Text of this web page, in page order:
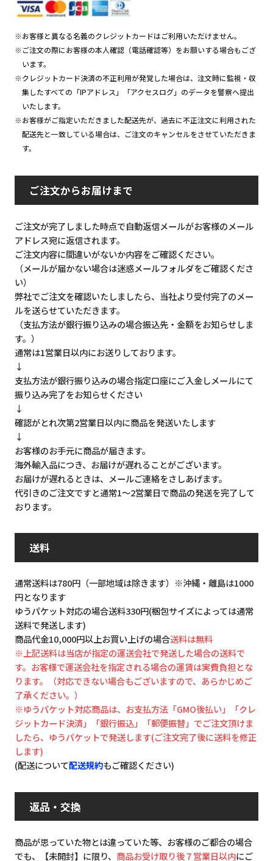
※お客様と異なる名義のクレジットカードはご利用いただけません。
※ご注文の際にお客様の本人確認（電話確認等）をお願いする場合もござ
います。
※クレジットカード決済の不正利用が発覚した場合は、注文時に監視・収
集したすべての「IPアドレス」「アクセスログ」のデータを警察へ提出
いたします。
※お客様がご指定いただきました配送先が、過去に不正注文に利用された
配送先と一致している場合は、ご注文のキャンセルをさせていただきま
す。
ご注文からお届けまで
ご注文が完了しました時点で自動返信メールがお客様のメール
アドレス宛に返信されます。
ご注文内容に間違いがないか内容をご確認ください。
（メールが届かない場合は迷惑メールフォルダをご確認くださ
い）
弊社でご注文を確認いたしましたら、当社より受付完了のメー
ルを送らせていただきます。
（支払方法が銀行振り込みの場合振込先・金額をお知らせしま
す。）
通常は1営業日以内にお送りしております。
↓
支払方法が銀行振り込みの場合指定口座にご入金しメールにて
振り込み完了をお知らせください
↓
確認がとれ次第2営業日以内に商品を発送いたします
↓
お客様のお手元に商品が届きます。
海外輸入品につき、お届けが遅れることがございます。
お届けが遅れるときは、メールご連絡をさしあげます。
代引きのご注文ですと通常1～2営業日で商品の発送を完了して
おります。
送料
通常送料は780円（一部地域は除きます）※沖縄・離島は1000
円となります
ゆうパケット対応の場合送料330円(梱包サイズによっては通常
送料で発送します)
商品代金10,000円以上お買い上げの場合送料は無料
※上記送料は当店が指定の運送会社で発送した場合の送料で
す。お客様で運送会社を指定される場合の運賃は実費負担とな
ります。（対応できない場合もございますので、あらかじめご
了承ください。）
※ゆうパケット対応商品は、お支払方法「GMO後払い」「クレ
ジットカード決済」「銀行振込」「郵便振替」でご注文頂けま
したら、ゆうパケットで発送します(ご注文完了後に送料を修正
します)
(配送について配送規約もご確認ください)
返品・交換
商品が思っていた物とは違っていた等、お客様のご都合の場合
でも、【未開封】に限り、 商品お受け取り後７営業日以内にご